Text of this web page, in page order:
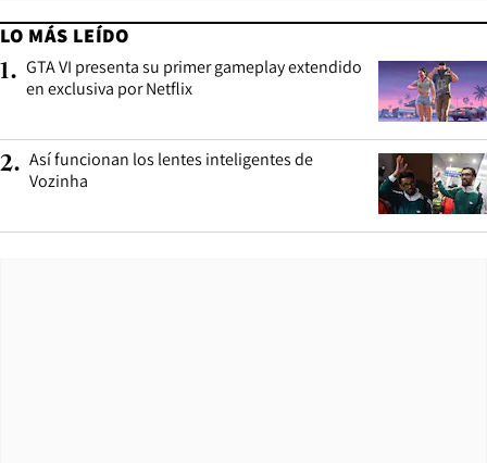
LO MÁS LEÍDO
1. GTA VI presenta su primer gameplay extendido
en exclusiva por Netflix
2. Así funcionan los lentes inteligentes de
Vozinha